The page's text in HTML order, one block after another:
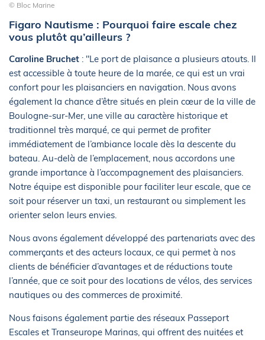
© Bloc Marine
Figaro Nautisme : Pourquoi faire escale chez
vous plutôt qu’ailleurs ?
Caroline Bruchet : "Le port de plaisance a plusieurs atouts. Il
est accessible à toute heure de la marée, ce qui est un vrai
confort pour les plaisanciers en navigation. Nous avons
également la chance d’être situés en plein cœur de la ville de
Boulogne-sur-Mer, une ville au caractère historique et
traditionnel très marqué, ce qui permet de profiter
immédiatement de l’ambiance locale dès la descente du
bateau. Au-delà de l’emplacement, nous accordons une
grande importance à l’accompagnement des plaisanciers.
Notre équipe est disponible pour faciliter leur escale, que ce
soit pour réserver un taxi, un restaurant ou simplement les
orienter selon leurs envies.
Nous avons également développé des partenariats avec des
commerçants et des acteurs locaux, ce qui permet à nos
clients de bénéficier d’avantages et de réductions toute
l’année, que ce soit pour des locations de vélos, des services
nautiques ou des commerces de proximité.
Nous faisons également partie des réseaux Passeport
Escales et Transeurope Marinas, qui offrent des nuitées et